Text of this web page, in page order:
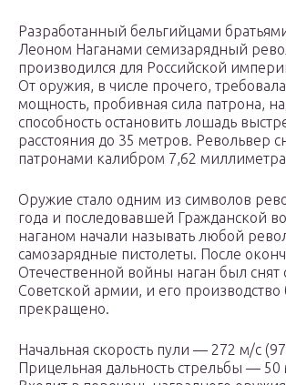
Разработанный бельгийцами
Леоном Наганами семизарядный
производился для Российской
От оружия, в числе прочего,
мощность, пробивная сила патрона,
способность остановить лошадь
расстояния до 35 метров. Револьвер
патронами калибром 7,62
Оружие стало одним из символов
года и последовавшей Гражданской
наганом начали называть любой
самозарядные пистолеты. После
Отечественной войны наган был снят
Советской армии, и его производство
прекращено.
Начальная скорость пули — 272 м/с
Прицельная дальность стрельбы — 50